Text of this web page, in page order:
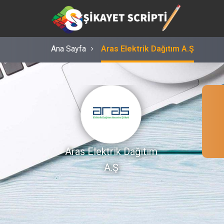
Ana Sayfa Aras Elektrik Dağıtım A.Ş
Aras Elektrik Dağıtım
A.Ş